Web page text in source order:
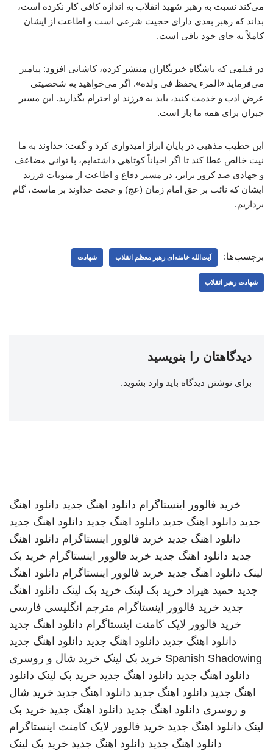
می‌کند نسبت به رهبر شهید انقلاب به اندازه کافی کار نکرده است،
بداند که رهبر بعدی دارای حجیت شرعی است و اطاعت از ایشان
کاملاً به جای خود باقی است.
در فیلمی که باشگاه خبرنگاران منتشر کرده، کاشانی افزود: پیامبر
می‌فرماید «المرء یحفظ فی ولده». اگر می‌خواهید به شخصیتی
عرض ادب و خدمت کنید، باید به فرزند او احترام بگذارید. این مسیر
جبران برای همه ما باز است.
این خطیب مذهبی در پایان ابراز امیدواری کرد و گفت: خداوند به ما
نیت خالص عطا کند تا اگر احیاناً کوتاهی داشته‌ایم، با توانی مضاعف
و جهادی صد کرور برابر، در مسیر دفاع و اطاعت از منویات فرزند
ایشان که نائب بر حق امام زمان (عج) و حجت خداوند بر ماست، گام
برداریم.
برچسب‌ها: آیت‌الله خامنه‌ای رهبر معظم انقلاب شهادت
شهادت رهبر انقلاب
دیدگاهتان را بنویسید
برای نوشتن دیدگاه باید وارد بشوید.
خرید فالوور اینستاگرام دانلود اهنگ جدید دانلود اهنگ
جدید دانلود اهنگ جدید دانلود اهنگ جدید دانلود اهنگ جدید
دانلود اهنگ جدید خرید فالوور اینستاگرام دانلود اهنگ
جدید دانلود اهنگ جدید خرید فالوور اینستاگرام خرید بک
لینک دانلود اهنگ جدید خرید فالوور اینستاگرام دانلود اهنگ
جدید حمید هیراد خرید بک لینک خرید بک لینک دانلود اهنگ
جدید خرید فالوور اینستاگرام مترجم انگلیسی فارسی
خرید فالوور لایک کامنت اینستاگرام دانلود اهنگ جدید
دانلود اهنگ جدید دانلود اهنگ جدید دانلود اهنگ جدید
Spanish Shadowing خرید بک لینک خرید شال و روسری
دانلود اهنگ جدید دانلود اهنگ جدید خرید بک لینک دانلود
اهنگ جدید دانلود اهنگ جدید دانلود اهنگ جدید خرید شال
و روسری دانلود اهنگ جدید دانلود اهنگ جدید خرید بک
لینک دانلود اهنگ جدید خرید فالوور لایک کامنت اینستاگرام
دانلود اهنگ جدید دانلود اهنگ جدید خرید بک لینک